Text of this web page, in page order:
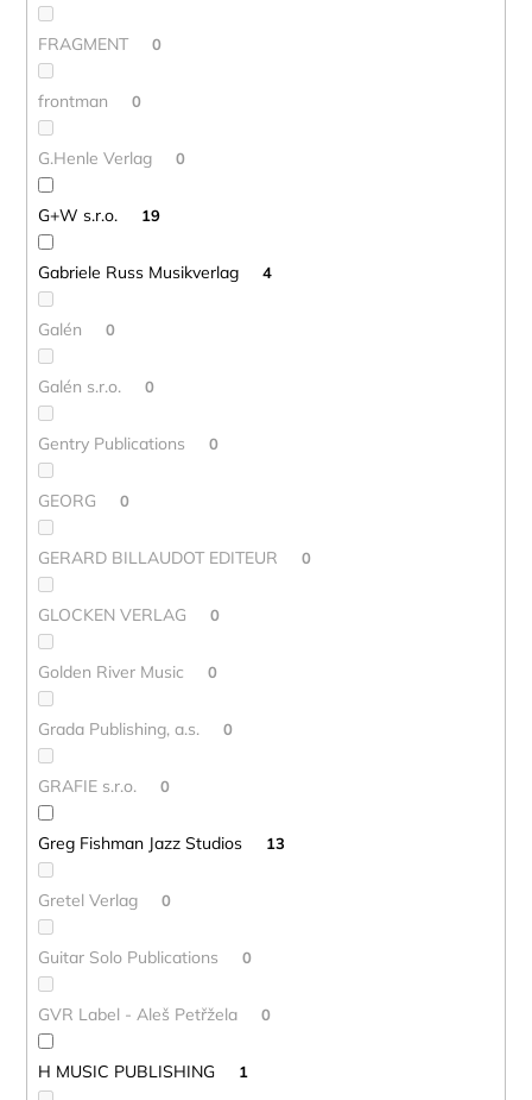
FRAGMENT 0
frontman 0
G.Henle Verlag 0
G+W s.r.o. 19
Gabriele Russ Musikverlag 4
Galén 0
Galén s.r.o. 0
Gentry Publications 0
GEORG 0
GERARD BILLAUDOT EDITEUR 0
GLOCKEN VERLAG 0
Golden River Music 0
Grada Publishing, a.s. 0
GRAFIE s.r.o. 0
Greg Fishman Jazz Studios 13
Gretel Verlag 0
Guitar Solo Publications 0
GVR Label - Aleš Petřžela 0
H MUSIC PUBLISHING 1